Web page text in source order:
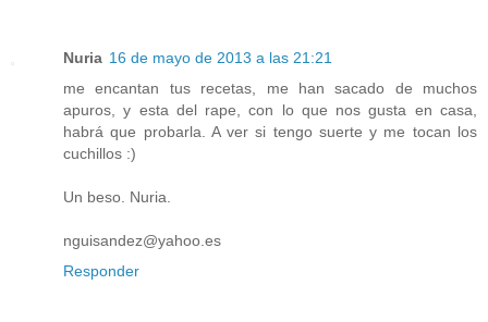
Nuria 16 de mayo de 2013 a las 21:21
me encantan tus recetas, me han sacado de muchos
apuros, y esta del rape, con lo que nos gusta en casa,
habrá que probarla. A ver si tengo suerte y me tocan los
cuchillos :)
Un beso. Nuria.
nguisandez@yahoo.es
Responder